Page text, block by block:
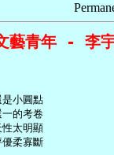
藝青年 - 李
小圓點
的考卷
太明顯
柔寡斷